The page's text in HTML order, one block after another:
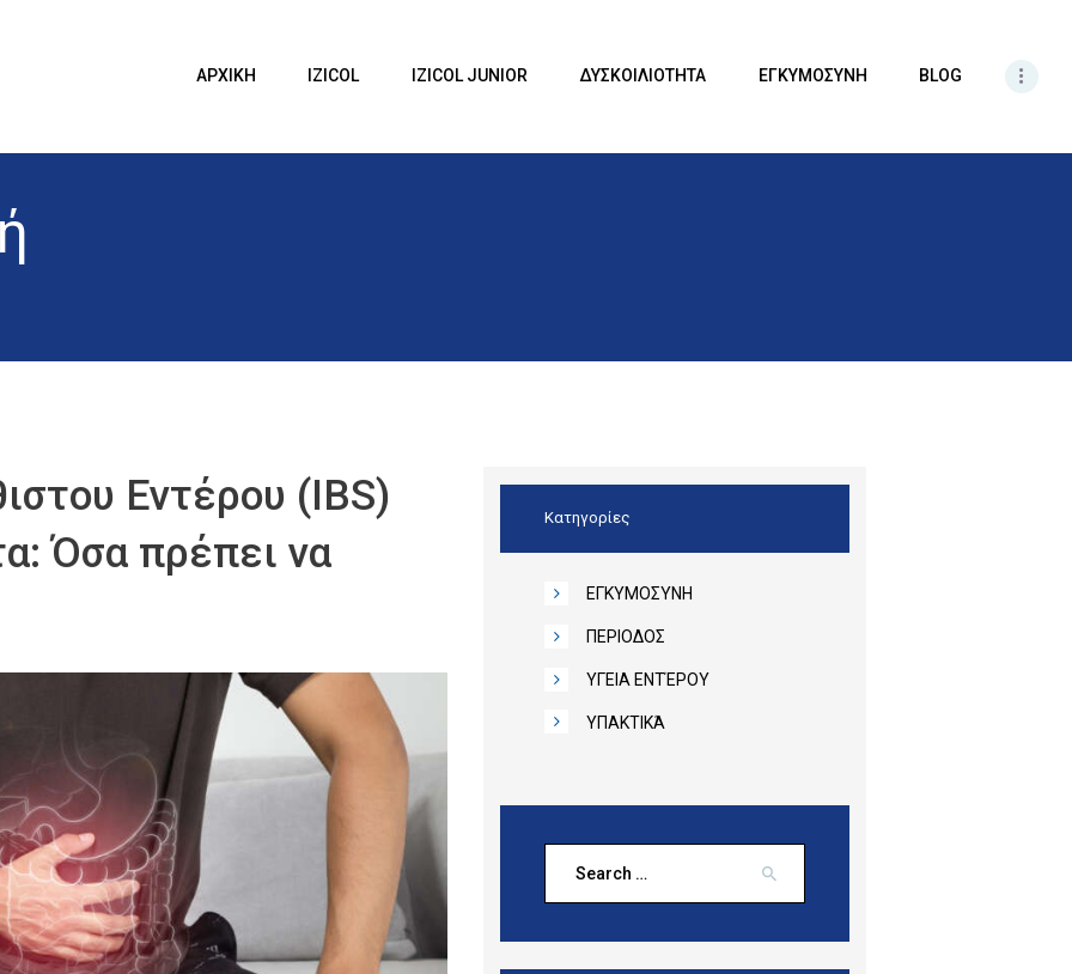
ΑΡΧΙΚΗ IZICOL IZICOL JUNIOR ΔΥΣΚΟΙΛΙΟΤΗΤΑ ΕΓΚΥΜΟΣΥΝΗ BLOG
Izicol
Εντέρου (IBS)
Όσα πρέπει να
Κατηγορίες
ΕΓΚΥΜΟΣΥΝΗ
ΠΕΡΙΟΔΟΣ
ΥΓΕΙΑ ΕΝΤΈΡΟΥ
ΥΠΑΚΤΙΚΆ